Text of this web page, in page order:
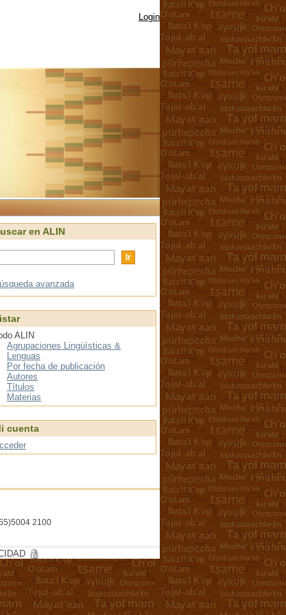
Login
en ALIN
avanzada
ALIN
Agrupaciones Lingüísticas &
Lenguas
Por fecha de publicación
Autores
Títulos
Materias
cuenta
2100